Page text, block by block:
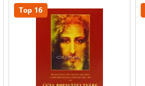
Top 16